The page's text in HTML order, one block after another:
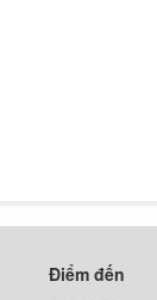
Điểm đến